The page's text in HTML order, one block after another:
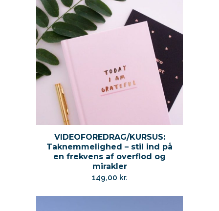
VIDEOFOREDRAG/KURSUS:
Taknemmelighed – stil ind på
en frekvens af overflod og
mirakler
149,00 kr.